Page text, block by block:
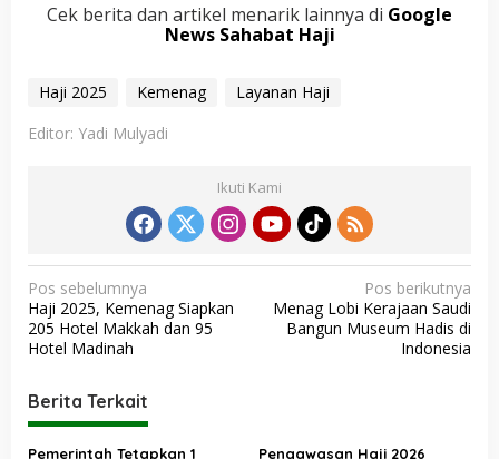
Cek berita dan artikel menarik lainnya di Google
News Sahabat Haji
Haji 2025 Kemenag
Layanan Haji
Editor: Yadi Mulyadi
Ikuti Kami
N
a
v
g
a
Pos sebelumnya
Haji 2025, Kemenag Siapkan
205 Hotel Makkah dan 95
Hotel Madinah
Pos berikutnya
Menag Lobi Kerajaan Saudi
Bangun Museum Hadis di
Indonesia
Berita Terkait
Pemerintah Tetapkan 1
Pengawasan Haji 2026